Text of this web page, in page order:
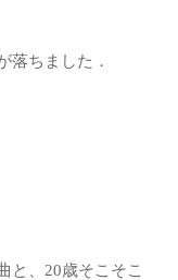
落ちました．
と、20歳そこそこ